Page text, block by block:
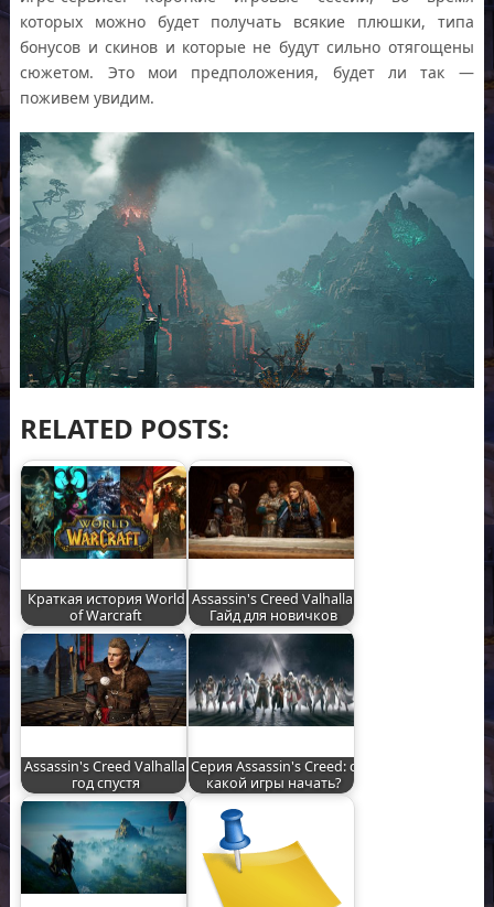
которых можно будет получать всякие плюшки, типа
бонусов и скинов и которые не будут сильно отягощены
сюжетом. Это мои предположения, будет ли так —
поживем увидим.
RELATED POSTS:
Краткая история World
of Warcraft
Assassin's Creed Valhalla.
Гайд для новичков
Assassin's Creed Valhalla:
год спустя
Серия Assassin's Creed: с
какой игры начать?